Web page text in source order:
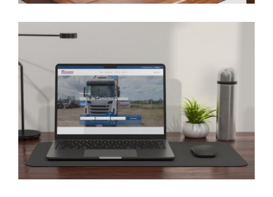
HP
Camiones